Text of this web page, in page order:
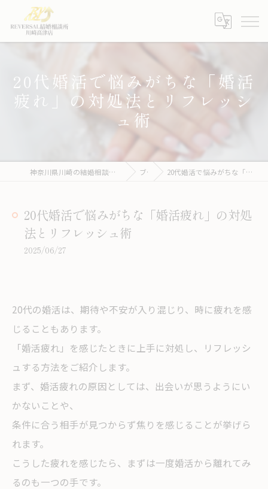
20代婚活で悩みがちな「婚活
疲れ」の対処法とリフレッシ
ュ術
神奈川県川崎の結婚相談所ならREVERSAL結婚相談所川崎高津店 ブログ 20代婚活で悩みがちな「婚活疲れ」の対処法とリフレッシュ術
20代婚活で悩みがちな「婚活疲れ」の対処
法とリフレッシュ術
2025/06/27
20代の婚活は、期待や不安が入り混じり、時に疲れを感
じることもあります。
「婚活疲れ」を感じたときに上手に対処し、リフレッシ
ュする方法をご紹介します。
まず、婚活疲れの原因としては、出会いが思うようにい
かないことや、
条件に合う相手が見つからず焦りを感じることが挙げら
れます。
こうした疲れを感じたら、まずは一度婚活から離れてみ
るのも一つの手です。